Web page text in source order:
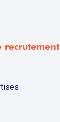
recrutement